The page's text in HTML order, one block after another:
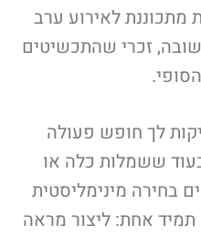
לאירוע ערב
זכרי שהתכשיטים
לך חופש פעולה
ששמלות כלה או
בחירה מינימליסטית
תמיד אחת: ליצור מראה